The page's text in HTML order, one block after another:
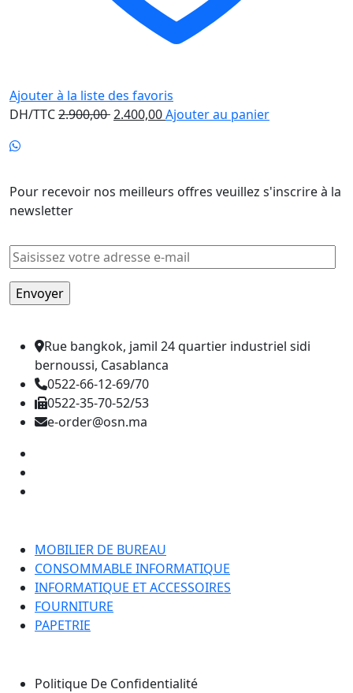
Ajouter à la liste des favoris
DH/TTC2.900,00 Le
2.900,00 .
2.400,00Le
2.400,00 .
Ajouter au panier
Pour recevoir nos meilleurs offres veuillez s'inscrire à la
newsletter
Rue bangkok, jamil 24 quartier industriel sidi
bernoussi, Casablanca
0522-66-12-69/70
0522-35-70-52/53
e-order@osn.ma
MOBILIER DE BUREAU
CONSOMMABLE INFORMATIQUE
INFORMATIQUE ET ACCESSOIRES
FOURNITURE
PAPETRIE
Politique De Confidentialité